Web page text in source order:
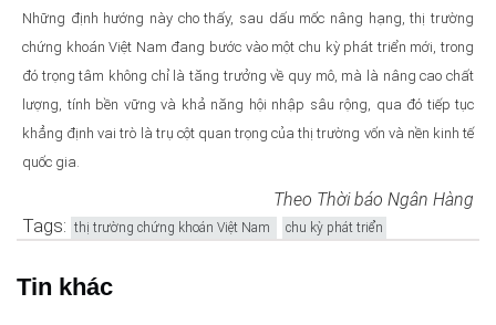
Những định hướng này cho thấy, sau dấu mốc nâng hạng, thị trường
chứng khoán Việt Nam đang bước vào một chu kỳ phát triển mới, trong
đó trọng tâm không chỉ là tăng trưởng về quy mô, mà là nâng cao chất
lượng, tính bền vững và khả năng hội nhập sâu rộng, qua đó tiếp tục
khẳng định vai trò là trụ cột quan trọng của thị trường vốn và nền kinh tế
quốc gia.
Theo Thời báo Ngân Hàng
Tags: thị trường chứng khoán Việt Nam chu kỳ phát triển
Tin khác